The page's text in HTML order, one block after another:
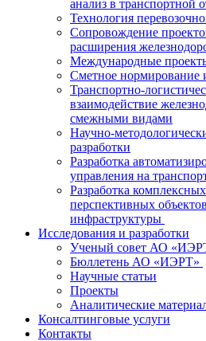
анализ в транспортной
Технология
Сопровождение
расширения
Международные
Сметное нормирование
Транспортно-
взаимодействие
смежными видами
Научно-
разработки
Разработка
управления на
Разработка
перспективных
инфраструктуры
Исследования и разработки
Ученый совет АО
Бюллетень АО «ИЭРТ»
Научные статьи
Проекты
Аналитические
Консалтинговые услуги
Контакты